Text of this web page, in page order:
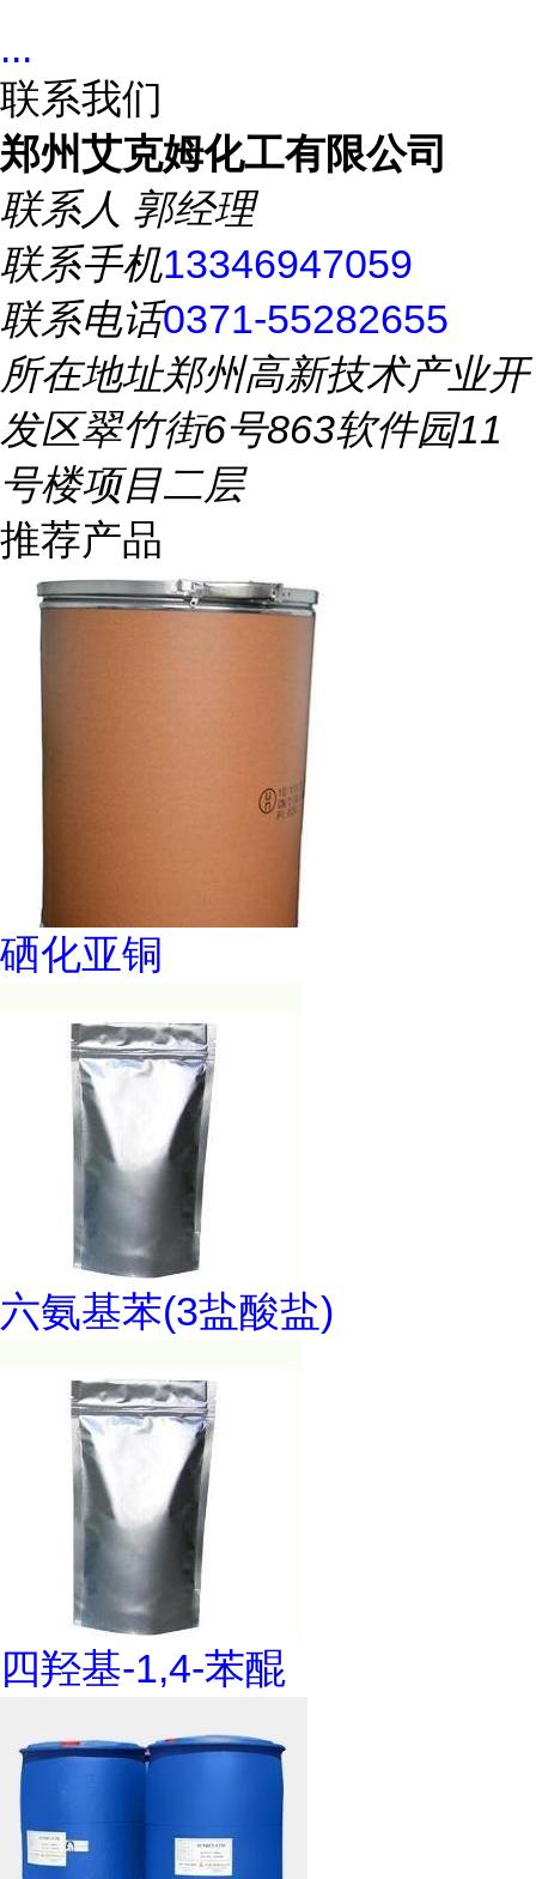
...
联系我们
郑州艾克姆化工有限公司
联系人 郭经理
联系手机13346947059
联系电话0371-55282655
所在地址郑州高新技术产业开
发区翠竹街6号863软件园11
号楼项目二层
推荐产品
硒化亚铜
六氨基苯(3盐酸盐)
四羟基-1,4-苯醌